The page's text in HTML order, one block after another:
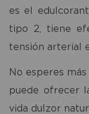
es el
tipo 2, tiene
tensión arterial
No esperes
puede ofrecer
vida dulzor